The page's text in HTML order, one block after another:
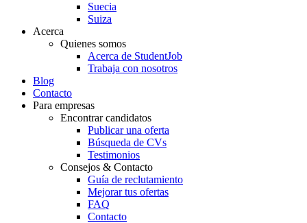
Suecia
Suiza
Acerca
Quienes somos
Acerca de StudentJob
Trabaja con nosotros
Blog
Contacto
Para empresas
Encontrar candidatos
Publicar una oferta
Búsqueda de CVs
Testimonios
Consejos & Contacto
Guía de reclutamiento
Mejorar tus ofertas
FAQ
Contacto